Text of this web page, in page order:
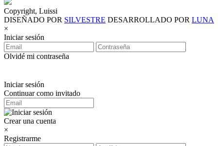
Copyright, Luissi
DISEÑADO POR SILVESTRE DESARROLLADO POR LUNA
×
Iniciar sesión
Olvidé mi contraseña
Iniciar sesión
Continuar como invitado
Crear una cuenta
×
Registrarme